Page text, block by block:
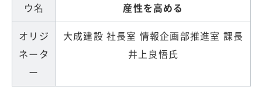
ウ名
産性を高める
オリジ
ネータ
ー
大成建設 社長室 情報企画部推進室 課長
井上良悟氏